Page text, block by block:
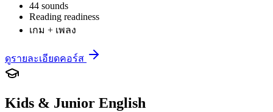
44 sounds
Reading readiness
เกม + เพลง
ดูรายละเอียดคอร์ส
Kids & Junior English